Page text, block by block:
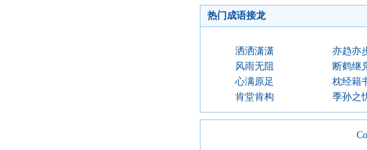
热门成语接龙
洒洒潇潇 亦趋亦
风雨无阻
断鹤继
心满原足
枕经籍
肯堂肯构
季孙之